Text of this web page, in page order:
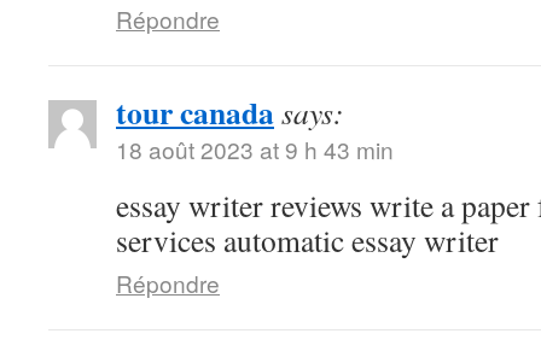
Répondre
tour canadasays:
18 août 2023 at 9 h 43 min
essay writer reviews write a
services automatic essay writer
Répondre